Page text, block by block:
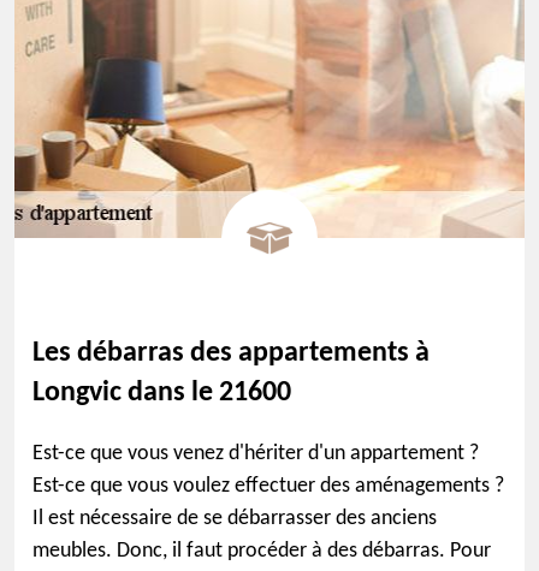
Les débarras des appartements à
Longvic dans le 21600
Est-ce que vous venez d'hériter d'un appartement ?
Est-ce que vous voulez effectuer des aménagements ?
Il est nécessaire de se débarrasser des anciens
meubles. Donc, il faut procéder à des débarras. Pour